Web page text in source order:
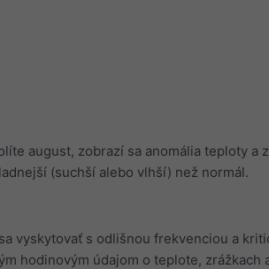
august, zobrazí sa anomália teploty a
(suchší alebo vlhší) než normál.
vyskytovať s odlišnou frekvenciou a
hodinovým údajom o teplote, zrážkach